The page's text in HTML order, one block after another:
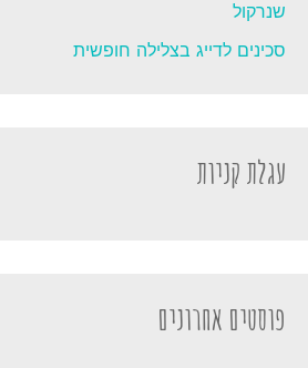
שנרקול
סכינים לדייג בצלילה חופשית
עגלת קניות
פוסטים אחרונים